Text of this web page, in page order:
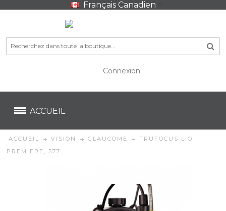
Français Canadien
Connexion
ACCUEIL
ACCUEIL VISION GLAUCOME
TRUFOCUS LIO
PREMIERE, 577